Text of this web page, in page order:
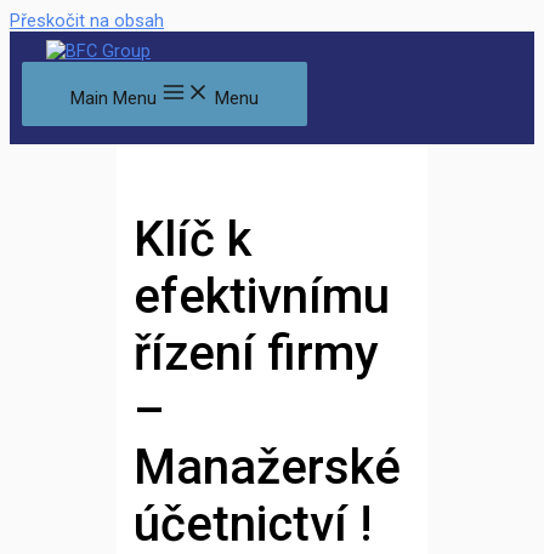
Přeskočit na obsah
Main Menu Menu
Klíč k
efektivnímu
řízení firmy
–
Manažerské
účetnictví !